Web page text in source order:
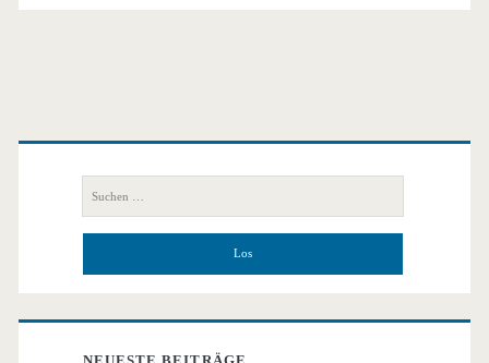
Primäre
Seitenleiste
nach: